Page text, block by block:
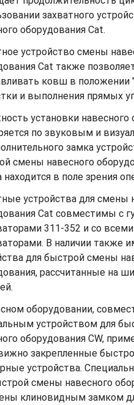
захватного
оборудования Cat.
устройство смены
Cat также
ковш в положении
и выполнения прямых
установки навесного
по звуковым и
замка
смены навесного
находится в поле зрения
устройства для смены
Cat совместимы с
311-352 и со
В наличии также
для быстрой смены
рассчитанные на
оборудовании,
устройством для
оборудования CW,
закрепленные
устройства.
смены навесного
клиновидным замком